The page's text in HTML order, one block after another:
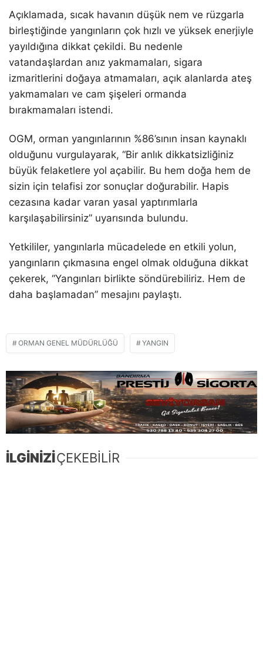
Açıklamada, sıcak havanın düşük nem ve rüzgarla
birleştiğinde yangınların çok hızlı ve yüksek enerjiyle
yayıldığına dikkat çekildi. Bu nedenle
vatandaşlardan anız yakmamaları, sigara
izmaritlerini doğaya atmamaları, açık alanlarda ateş
yakmamaları ve cam şişeleri ormanda
bırakmamaları istendi.
OGM, orman yangınlarının %86’sının insan kaynaklı
olduğunu vurgulayarak, “Bir anlık dikkatsizliğiniz
büyük felaketlere yol açabilir. Bu hem doğa hem de
sizin için telafisi zor sonuçlar doğurabilir. Hapis
cezasına kadar varan yasal yaptırımlarla
karşılaşabilirsiniz” uyarısında bulundu.
Yetkililer, yangınlarla mücadelede en etkili yolun,
yangınların çıkmasına engel olmak olduğuna dikkat
çekerek, “Yangınları birlikte söndürebiliriz. Hem de
daha başlamadan” mesajını paylaştı.
ORMAN GENEL MÜDÜRLÜĞÜ YANGIN
İLGİNİZİÇEKEBİLİR